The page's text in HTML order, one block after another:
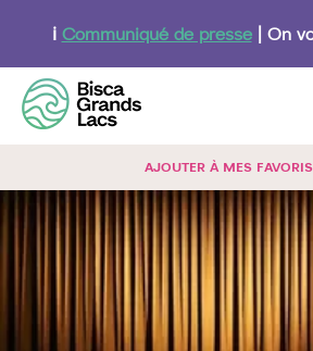
principal
ℹ️ Communiqué de presse| On
AJOUTER À MES FAVORIS